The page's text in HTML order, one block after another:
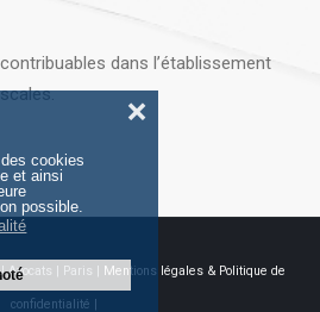
cookies
et ainsi
possible.
❌
dans l’établissement
| Paris | Mentions légales & Politique de
confidentialité |